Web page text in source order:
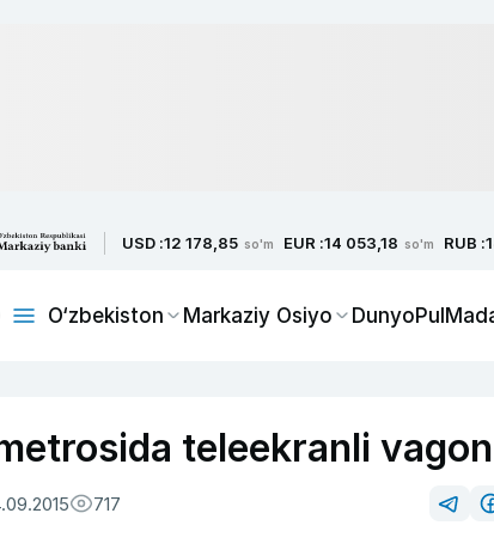
USD :12 178,85 so'm EUR :14 053,18 so'm RUB :
O‘zbekiston Markaziy Osiyo DunyoPul
teleekranli
717